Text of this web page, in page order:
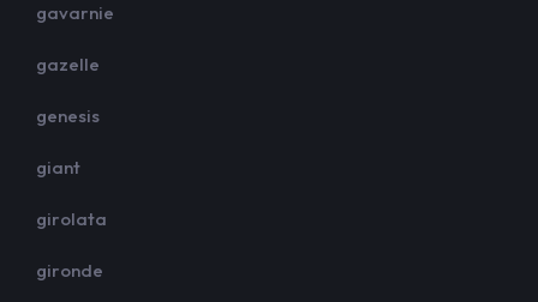
gavarnie
gazelle
genesis
giant
girolata
gironde